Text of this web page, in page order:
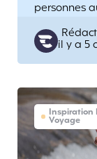
personnes
Posted
by
il y a 5
Inspiration
Voyage